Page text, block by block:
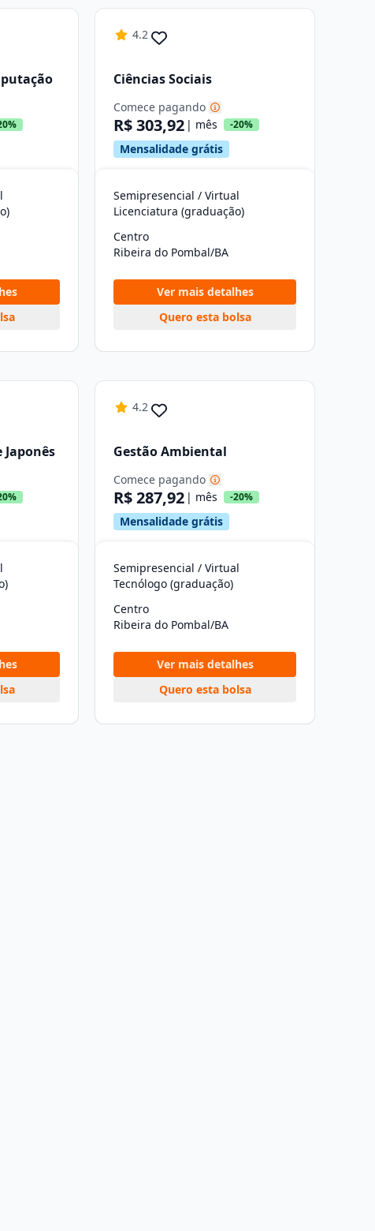
4.2
Ciências Sociais
Comece pagando
R$ 303,92 | mês -20%
Mensalidade grátis
Semipresencial / Virtual
Licenciatura (graduação)
Centro
Ribeira do Pombal/BA
Ver mais detalhes
Quero esta bolsa
Japonês
4.2
Gestão Ambiental
Comece pagando
R$ 287,92 | mês -20%
Mensalidade grátis
Semipresencial / Virtual
Tecnólogo (graduação)
Centro
Ribeira do Pombal/BA
Ver mais detalhes
Quero esta bolsa